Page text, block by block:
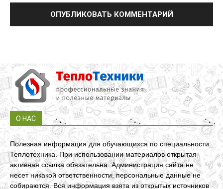
О НАС
Полезная информация для обучающихся по специальности
Теплотехника. При использовании материалов открытая
активная ссылка обязательна. Администрация сайта не
несет никакой ответственности, персональные данные не
собираются. Вся информация взята из открытых источников